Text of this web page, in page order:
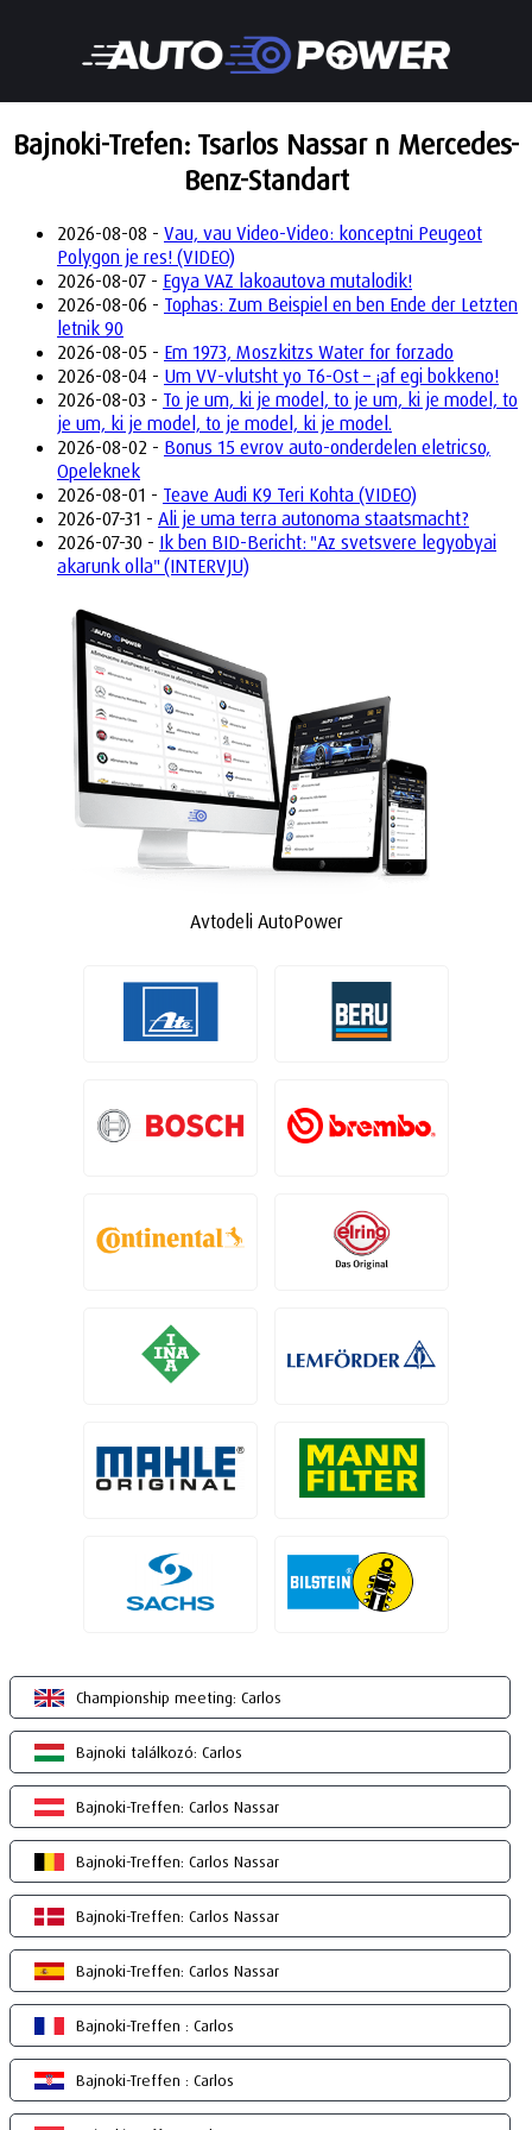
Bajnoki-Trefen: Tsarlos Nassar n Mercedes-
Benz-Standart
2026-08-08 - Vau, vau Video-Video: konceptni Peugeot
Polygon je res! (VIDEO)
2026-08-07 - Egya VAZ lakoautova mutalodik!
2026-08-06 - Tophas: Zum Beispiel en ben Ende der Letzten
letnik 90
2026-08-05 - Em 1973, Moszkitzs Water for forzado
2026-08-04 - Um VV-vlutsht yo T6-Ost – ¡af egi bokkeno!
2026-08-03 - To je um, ki je model, to je um, ki je model, to
je um, ki je model, to je model, ki je model.
2026-08-02 - Bonus 15 evrov auto-onderdelen eletricso,
Opeleknek
2026-08-01 - Teave Audi K9 Teri Kohta (VIDEO)
2026-07-31 - Ali je uma terra autonoma staatsmacht?
2026-07-30 - Ik ben BID-Bericht: "Az svetsvere legyobyai
akarunk olla" (INTERVJU)
Avtodeli AutoPower
Championship meeting: Carlos
Bajnoki találkozó: Carlos
Bajnoki-Treffen: Carlos Nassar
Bajnoki-Treffen: Carlos Nassar
Bajnoki-Treffen: Carlos Nassar
Bajnoki-Treffen: Carlos Nassar
Bajnoki-Treffen : Carlos
Bajnoki-Treffen : Carlos